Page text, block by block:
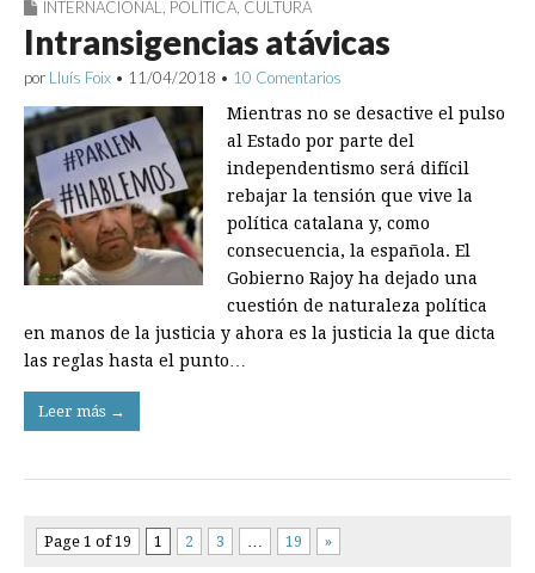
INTERNACIONAL POLÍTICA CULTURA
Intransigencias atávicas
por Lluís Foix • 11/04/2018 • 10 Comentarios
Mientras no se desactive el pulso
al Estado por parte del
independentismo será difícil
rebajar la tensión que vive la
política catalana y, como
consecuencia, la española. El
Gobierno Rajoy ha dejado una
cuestión de naturaleza política
en manos de la justicia y ahora es la justicia la que dicta
las reglas hasta el punto…
Leer más →
Page 1 of 19 1 2 3 19 »